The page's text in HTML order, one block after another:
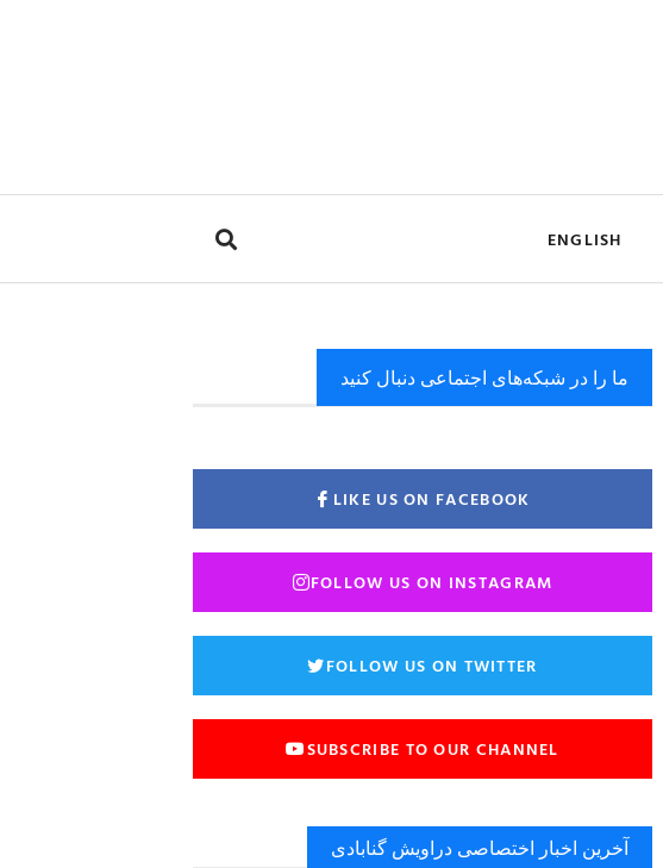
ENGLISH
ما را در شبکه‌های اجتماعی دنبال کنید
LIKE US ON FACEBOOK
FOLLOW US ON INSTAGRAM
FOLLOW US ON TWITTER
SUBSCRIBE TO OUR CHANNEL
آخرین اخبار اختصاصی دراویش گنابادی